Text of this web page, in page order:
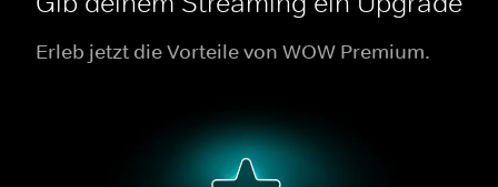
Erleb jetzt die Vorteile von WOW Premium.